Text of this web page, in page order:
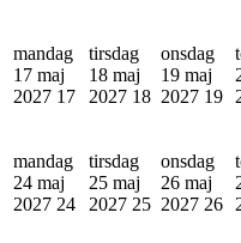
mandag
17 maj
2027 17
tirsdag
18 maj
2027 18
onsdag
19 maj
2027 19
mandag
24 maj
2027 24
tirsdag
25 maj
2027 25
onsdag
26 maj
2027 26